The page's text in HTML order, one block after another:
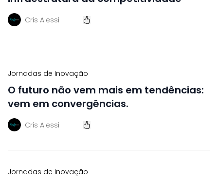
Cris Alessi
Jornadas de Inovação
O futuro não vem mais em tendências:
vem em convergências.
Cris Alessi
Jornadas de Inovação